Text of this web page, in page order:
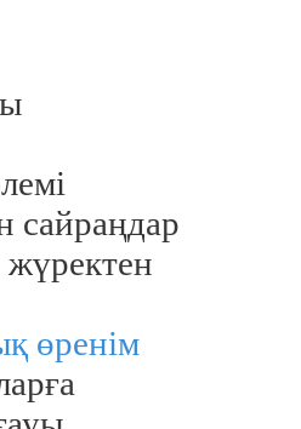
сайраңдар
өренім